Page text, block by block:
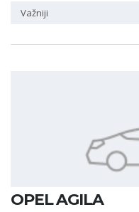
PRETRAŽI
Važniji
OPEL AGILA